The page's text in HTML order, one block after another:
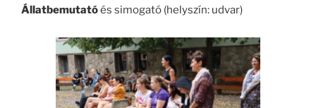
Állatbemutatóés simogató (helyszín: udvar)